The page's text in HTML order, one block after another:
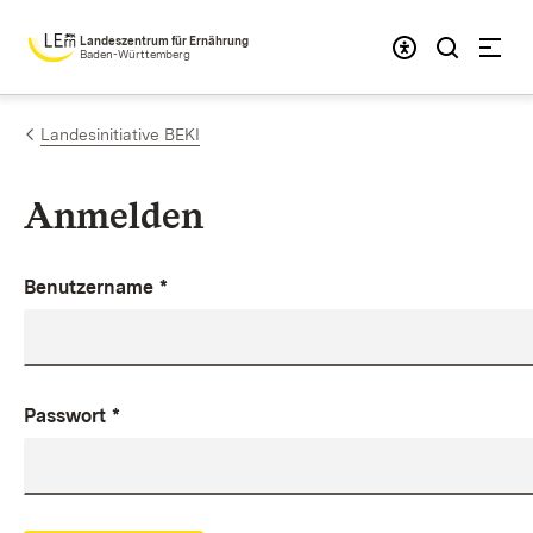
Zum Inhalt springen
Landeszentrum für Ernährung
Baden-Württemberg
Landesinitiative BEKI
Anmelden
Benutzername *
Passwort *